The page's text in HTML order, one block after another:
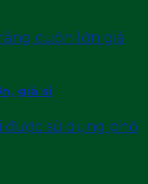
giá sỉ
được sử dụng phổ